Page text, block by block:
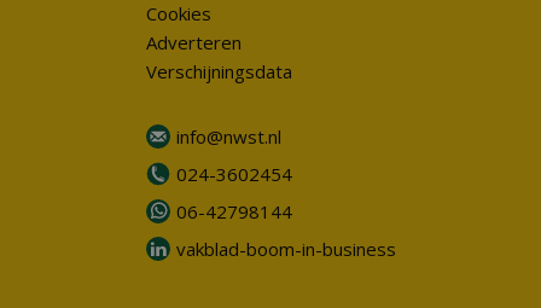
Cookies
Adverteren
Verschijningsdata
info@nwst.nl
024-3602454
06-42798144
vakblad-boom-in-business